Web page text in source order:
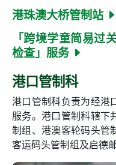
港珠澳大桥管制站
「跨境学童简易过
检查」服务
港口管制科
港口管制科负责为经港
服务。港口管制科辖下
制组、港澳客轮码头管
客运码头管制组及启德